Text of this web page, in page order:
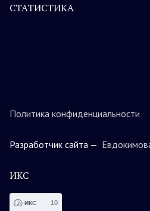
СТАТИСТИКА
Политика конфиденциальности
Разработчик сайта —
ИКС
ИКС 10